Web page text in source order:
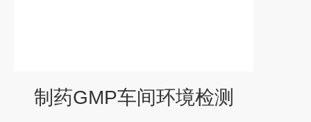
制药GMP车间环境检测